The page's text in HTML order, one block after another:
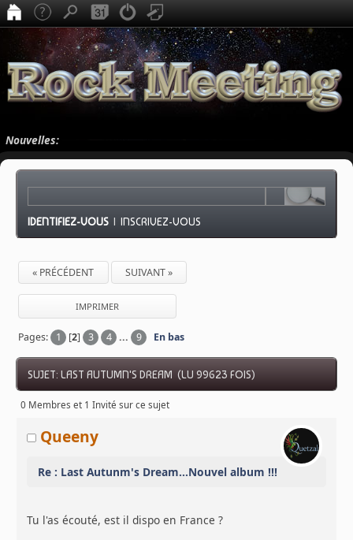
Nouvelles:
IDENTIFIEZ-VOUS |INSCRIVEZ-VOUS
« PRÉCÉDENT SUIVANT »
IMPRIMER
Pages: 1 [2] 3 4 ... 9 En bas
SUJET: LAST AUTUMN'S DREAM (LU 99623 FOIS)
0 Membres et 1 Invité sur ce sujet
Queeny
Re : Last Autunm's Dream...Nouvel album !!!
Tu l'as écouté, est il dispo en France ?